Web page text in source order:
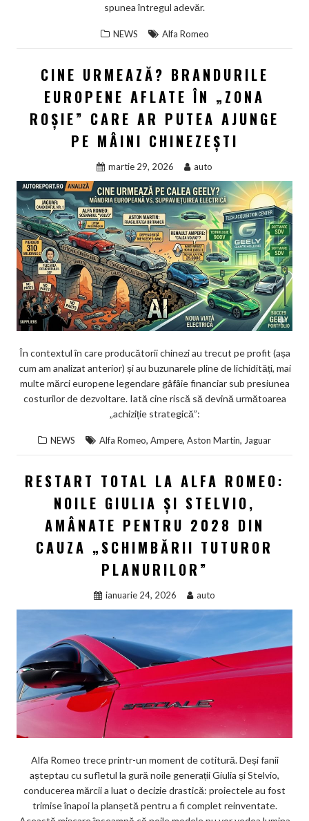
spunea întregul adevăr.
NEWS Alfa Romeo
CINE URMEAZĂ? BRANDURILE
EUROPENE AFLATE ÎN „ZONA
ROȘIE” CARE AR PUTEA AJUNGE
PE MÂINI CHINEZEȘTI
martie 29, 2026 auto
În contextul în care producătorii chinezi au trecut pe profit (așa
cum am analizat anterior) și au buzunarele pline de lichidități, mai
multe mărci europene legendare gâfâie financiar sub presiunea
costurilor de dezvoltare. Iată cine riscă să devină următoarea
„achiziție strategică”:
NEWS Alfa Romeo, Ampere, Aston Martin, Jaguar
RESTART TOTAL LA ALFA ROMEO:
NOILE GIULIA ȘI STELVIO,
AMÂNATE PENTRU 2028 DIN
CAUZA „SCHIMBĂRII TUTUROR
PLANURILOR”
ianuarie 24, 2026 auto
Alfa Romeo trece printr-un moment de cotitură. Deși fanii
așteptau cu sufletul la gură noile generații Giulia și Stelvio,
conducerea mărcii a luat o decizie drastică: proiectele au fost
trimise înapoi la planșetă pentru a fi complet reinventate.